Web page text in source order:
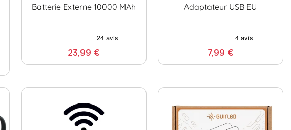
Batterie Externe 10000 MAh
23,99 €
Adaptateur USB EU
7,99 €